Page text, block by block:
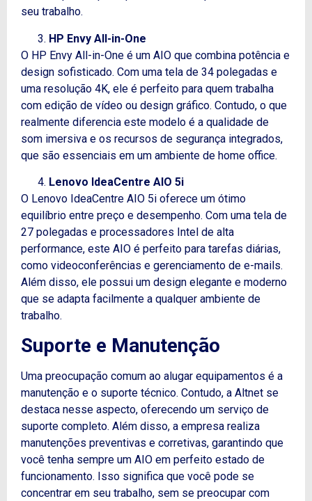
seu trabalho.
HP Envy All-in-One
O HP Envy All-in-One é um AIO que combina potência e
design sofisticado. Com uma tela de 34 polegadas e
uma resolução 4K, ele é perfeito para quem trabalha
com edição de vídeo ou design gráfico. Contudo, o que
realmente diferencia este modelo é a qualidade de
som imersiva e os recursos de segurança integrados,
que são essenciais em um ambiente de home office.
Lenovo IdeaCentre AIO 5i
O Lenovo IdeaCentre AIO 5i oferece um ótimo
equilíbrio entre preço e desempenho. Com uma tela de
27 polegadas e processadores Intel de alta
performance, este AIO é perfeito para tarefas diárias,
como videoconferências e gerenciamento de e-mails.
Além disso, ele possui um design elegante e moderno
que se adapta facilmente a qualquer ambiente de
trabalho.
Suporte e Manutenção
Uma preocupação comum ao alugar equipamentos é a
manutenção e o suporte técnico. Contudo, a Altnet se
destaca nesse aspecto, oferecendo um serviço de
suporte completo. Além disso, a empresa realiza
manutenções preventivas e corretivas, garantindo que
você tenha sempre um AIO em perfeito estado de
funcionamento. Isso significa que você pode se
concentrar em seu trabalho, sem se preocupar com